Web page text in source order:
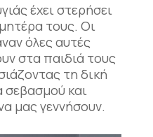
έχει στερήσει
τους. Οι
όλες αυτές
στα παιδιά τους
τη δική
σεβασμού και
μας γεννήσουν.